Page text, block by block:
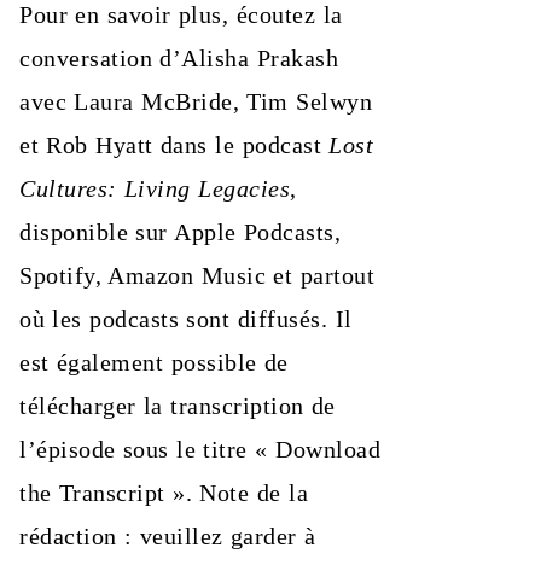
Pour en savoir plus, écoutez la
conversation d’Alisha Prakash
avec Laura McBride, Tim Selwyn
et Rob Hyatt dans le podcast Lost
Cultures: Living Legacies,
disponible sur Apple Podcasts,
Spotify, Amazon Music et partout
où les podcasts sont diffusés. Il
est également possible de
télécharger la transcription de
l’épisode sous le titre « Download
the Transcript ». Note de la
rédaction : veuillez garder à